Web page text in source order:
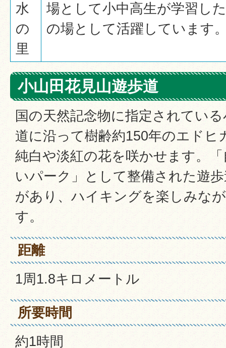
水
の
里
場として小中高生が学習し
の場として活躍しています
小山田花見山遊歩道
国の天然記念物に指定されてい
道に沿って樹齢約150年のエドヒ
純白や淡紅の花を咲かせます。
いパーク」として整備された遊
があり、ハイキングを楽しみな
す。
距離
1周1.8キロメートル
所要時間
約1時間